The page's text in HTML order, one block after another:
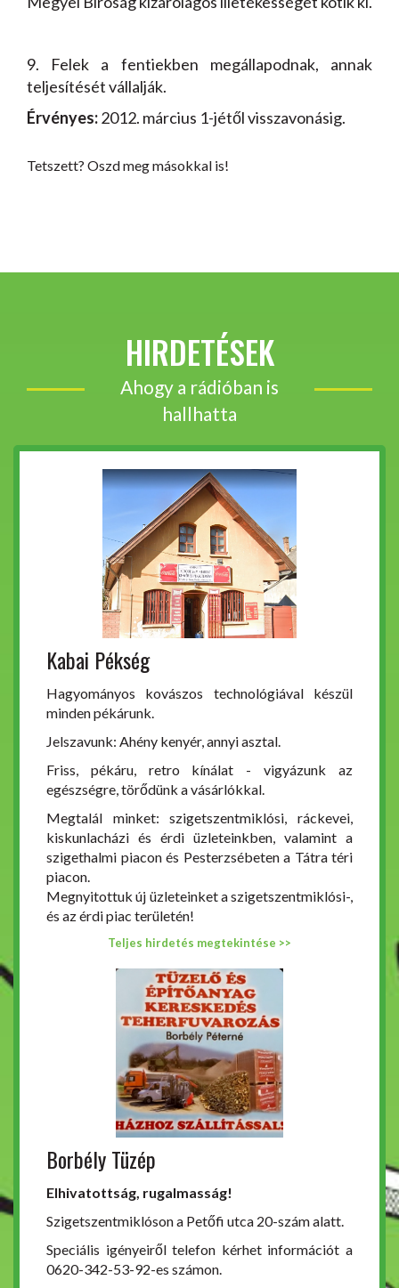
9. Felek a fentiekben megállapodnak, annak
teljesítését vállalják.
Érvényes:2012. március 1-jétől visszavonásig.
Tetszett? Oszd meg másokkal is!
HIRDETÉSEK
Ahogy a rádióban is
hallhatta
Kabai Pékség
Hagyományos kovászos technológiával készül
minden pékárunk.
Jelszavunk: Ahény kenyér, annyi asztal.
Friss, pékáru, retro kínálat - vigyázunk az
egészségre, törődünk a vásárlókkal.
Megtalál minket: szigetszentmiklósi, ráckevei,
kiskunlacházi és érdi üzleteinkben, valamint a
szigethalmi piacon és Pesterzsébeten a Tátra téri
piacon.
Megnyitottuk új üzleteinket a szigetszentmiklósi-,
és az érdi piac területén!
Teljes hirdetés megtekintése >>
Borbély Tüzép
Elhivatottság, rugalmasság!
Szigetszentmiklóson a Petőfi utca 20-szám alatt.
Speciális igényeiről telefon kérhet információt a
0620-342-53-92-es számon.